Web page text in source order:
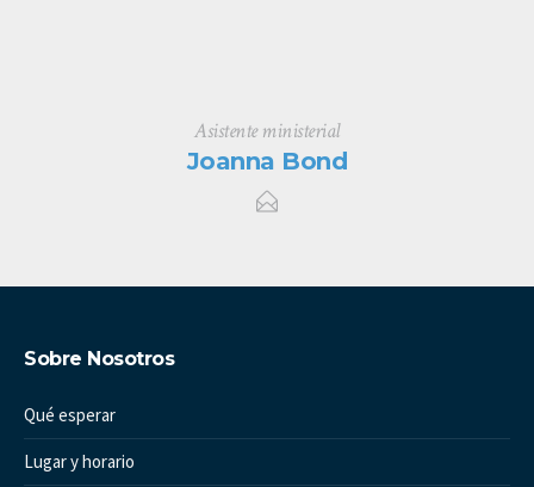
Asistente ministerial
Joanna Bond
Sobre Nosotros
Qué esperar
Lugar y horario